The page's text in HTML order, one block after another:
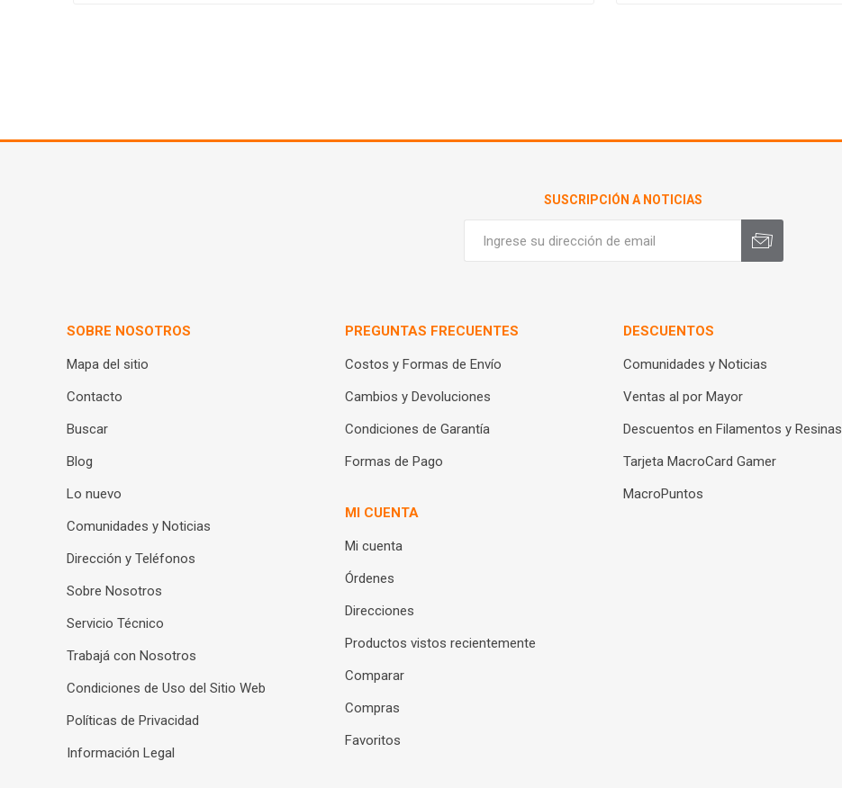
SUSCRIPCIÓN A NOTICIAS
SOBRE NOSOTROS
Mapa del sitio
Contacto
Buscar
Blog
Lo nuevo
Comunidades y Noticias
Dirección y Teléfonos
Sobre Nosotros
Servicio Técnico
Trabajá con Nosotros
Condiciones de Uso del Sitio Web
Políticas de Privacidad
Información Legal
PREGUNTAS FRECUENTES
Costos y Formas de Envío
Cambios y Devoluciones
Condiciones de Garantía
Formas de Pago
MI CUENTA
Mi cuenta
Órdenes
Direcciones
Productos vistos recientemente
Comparar
Compras
Favoritos
DESCUENTOS
Comunidades y Noticias
Ventas al por Mayor
Descuentos en Filamentos y Resinas
Tarjeta MacroCard Gamer
MacroPuntos